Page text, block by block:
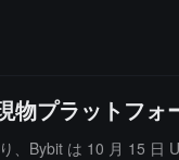
プラットフォ
、Bybit は 10 月 15